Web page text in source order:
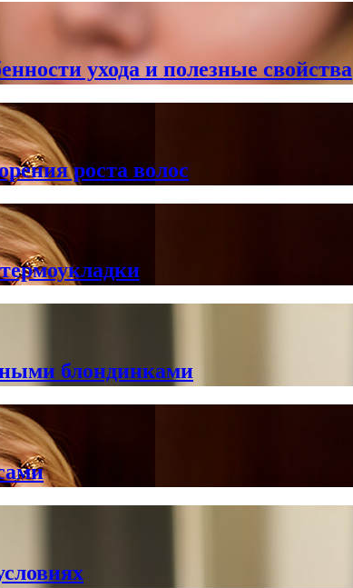
ухода и полезные свойства
роста волос
блондинками